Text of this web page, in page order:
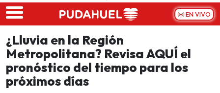
Skip to main content
EN VIVO
¿Lluvia en la Región
Metropolitana? Revisa AQUÍ el
pronóstico del tiempo para los
próximos días